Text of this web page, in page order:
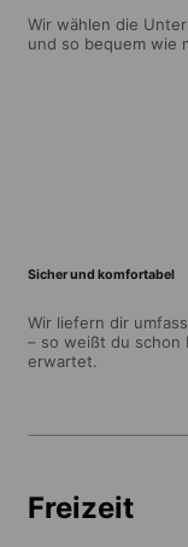
Wir wählen die
und so bequem wie
Sicher und komfortabel
Wir liefern dir
– so weißt du schon
erwartet.
Freizeit